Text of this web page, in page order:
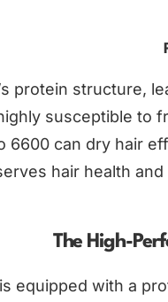
protein structure,
susceptible to
6600 can dry hair
hair health
The High-
equipped with a